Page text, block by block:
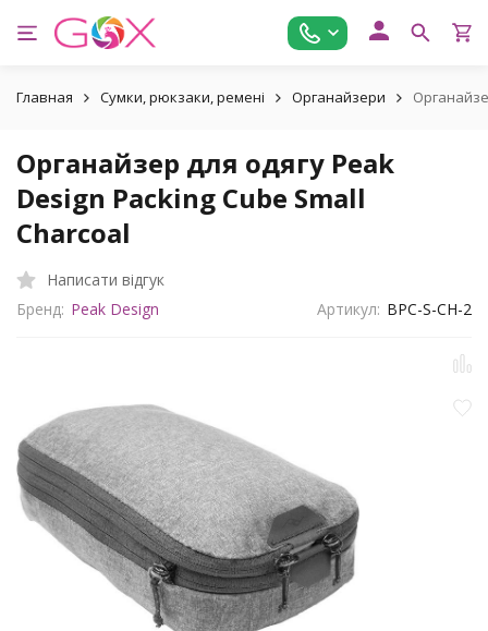
Главная Сумки, рюкзаки, ремені Органайзери
Органайзер для одягу Peak
Design Packing Cube Small
Charcoal
Написати відгук
Бренд: Peak Design Артикул: BPC-S-CH-2